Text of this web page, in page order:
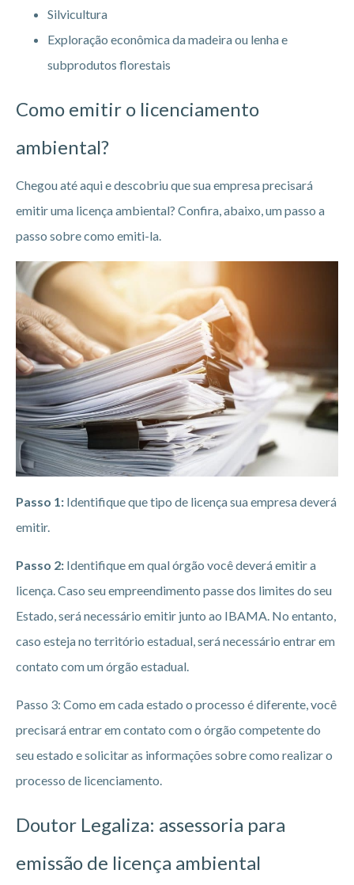
Silvicultura
Exploração econômica da madeira ou lenha e
subprodutos florestais
Como emitir o licenciamento
ambiental?
Chegou até aqui e descobriu que sua empresa precisará
emitir uma licença ambiental? Confira, abaixo, um passo a
passo sobre como emiti-la.
Passo 1: Identifique que tipo de licença sua empresa deverá
emitir.
Passo 2: Identifique em qual órgão você deverá emitir a
licença. Caso seu empreendimento passe dos limites do seu
Estado, será necessário emitir junto ao IBAMA. No entanto,
caso esteja no território estadual, será necessário entrar em
contato com um órgão estadual.
Passo 3: Como em cada estado o processo é diferente, você
precisará entrar em contato com o órgão competente do
seu estado e solicitar as informações sobre como realizar o
processo de licenciamento.
Doutor Legaliza: assessoria para
emissão de licença ambiental